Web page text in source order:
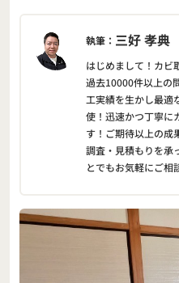
執筆： 三好 孝典
はじめまして！カビ
過去10000件以上の
工実績を生かし最適
使！迅速かつ丁寧に
す！ご期待以上の成
調査・見積もりを承
とでもお気軽にご相